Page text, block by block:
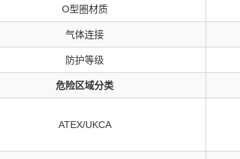
O型圈材质
气体连接
防护等级
危险区域分类
ATEX/UKCA